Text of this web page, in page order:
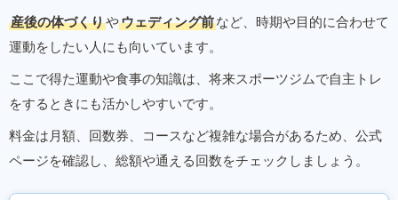
産後の体づくりやウェディング前など、時期や目的に合わせて
運動をしたい人にも向いています。
ここで得た運動や食事の知識は、将来スポーツジムで自主トレ
をするときにも活かしやすいです。
料金は月額、回数券、コースなど複雑な場合があるため、公式
ページを確認し、総額や通える回数をチェックしましょう。